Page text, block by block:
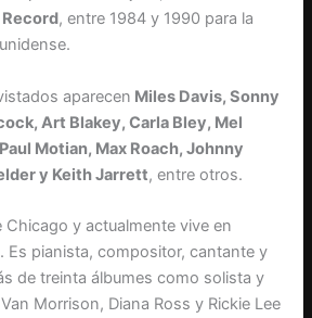
, entre 1984 y 1990 para la
aparecen Miles Davis, Sonny
Art Blakey, Carla Bley, Mel
Motian, Max Roach, Johnny
y Keith Jarrett, entre otros.
Chicago y actualmente vive en
Es pianista, compositor, cantante y
de treinta álbumes como solista y
Morrison, Diana Ross y Rickie Lee